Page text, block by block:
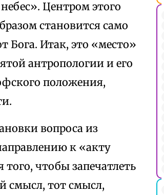
Центром этого
становится само
Бога. Итак, это «место»
антропологии и его
положения,
вопроса из
к «акту
чтобы запечатлеть
смысл, тот смысл,